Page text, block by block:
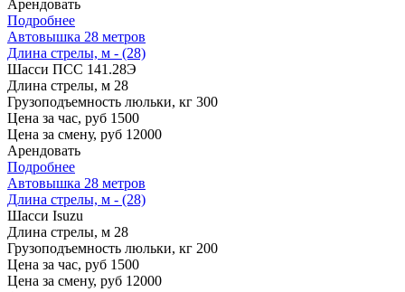
Арендовать
Подробнее
Автовышка 28 метров
Длина стрелы, м - (28)
Шасси ПСС 141.28Э
Длина стрелы, м 28
Грузоподъемность люльки, кг 300
Цена за час, руб 1500
Цена за смену, руб 12000
Арендовать
Подробнее
Автовышка 28 метров
Длина стрелы, м - (28)
Шасси Isuzu
Длина стрелы, м 28
Грузоподъемность люльки, кг 200
Цена за час, руб 1500
Цена за смену, руб 12000